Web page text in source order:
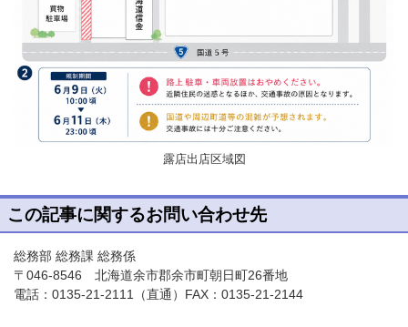
露店出店区域図
この記事に関するお問い合わせ先
総務部 総務課 総務係
〒046-8546 北海道余市郡余市町朝日町26番地
電話： 0135-21-2111 （直通）FAX：0135-21-2144